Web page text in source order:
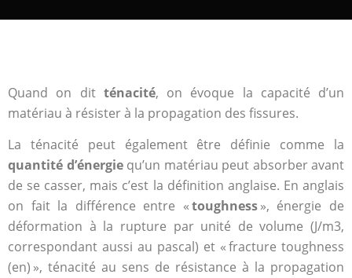
Quand on dit ténacité, on évoque la capacité d’un
matériau à résister à la propagation des fissures.
La ténacité peut également être définie comme la
quantité d’énergiequ’un matériau peut absorber avant
de se casser, mais c’est la définition anglaise. En anglais
on fait la différence entre «toughness», énergie de
déformation à la rupture par unité de volume (J/m3,
correspondant aussi au pascal) et « fracture toughness
(en) », ténacité au sens de résistance à la propagation